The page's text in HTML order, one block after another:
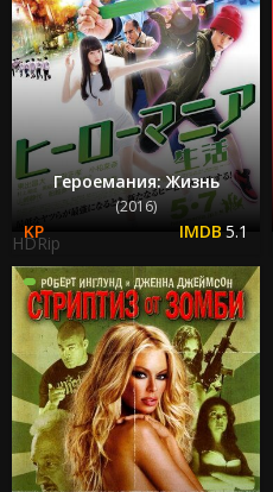
Героемания: Жизнь
(2016)
5.1
HDRip